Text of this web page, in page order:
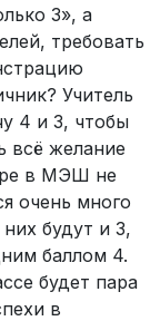
3», а
требовать
Учитель
4 и 3, чтобы
всё желание
ре в МЭШ не
очень много
будут и 3,
баллом 4.
будет пара
в